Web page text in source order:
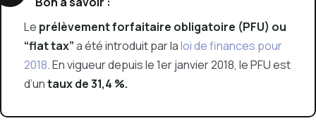
Le prélèvement forfaitaire obligatoire (PFU) ou
“flat tax”a été introduit par laloi de finances pour
2018. En vigueur depuis le 1er janvier 2018, le PFU est
d’untaux de 31,4 %.